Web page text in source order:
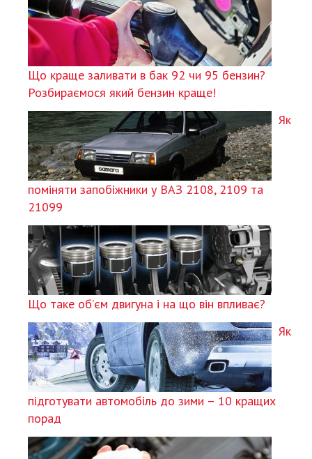
Що краще заливати в бак 92 чи 95 бензин?
Розбираємося який бензин краще!
Як
поміняти запобіжники у ВАЗ 2108, 2109 та
21099
Що таке об’єм двигуна і на що він впливає?
Як
підготувати автомобіль до зими – 10 кращих
порад